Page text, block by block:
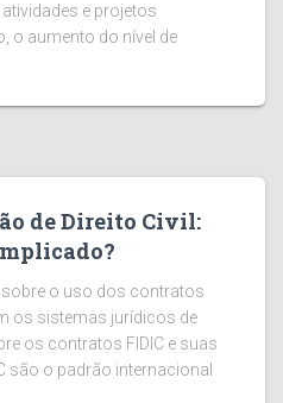
e projetos
o aumento do nível de
de Direito Civil:
sobre o uso dos contratos
os sistemas jurídicos de
os contratos FIDIC e suas
são o padrão internacional